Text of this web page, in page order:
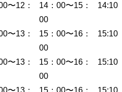
〜12：
14：00〜15：
00
14:10
〜13：
15：00〜16：
00
15:10
〜13：
15：00〜16：
00
15:10
〜13：
15：00〜16：
15:10